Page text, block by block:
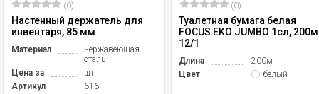
(0)
Настенный держатель для
инвентаря, 85 мм
Материал
нержавеющая
сталь
Цена за
шт.
Артикул
616
(0)
Туалетная бумага белая
FOCUS EKO JUMBO 1сл, 200м
12/1
Длина
200м
Цвет
белый